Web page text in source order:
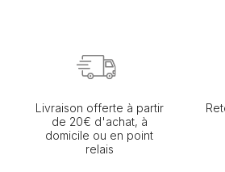
Livraison offerte à partir
de 20€ d'achat, à
domicile ou en point
relais